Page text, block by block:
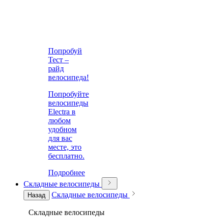
Попробуй
Тест –
райд
велосипеда!
Попробуйте
велосипеды
Electra в
любом
удобном
для вас
месте, это
бесплатно.
Подробнее
Складные велосипеды
Назад Складные велосипеды
Складные велосипеды